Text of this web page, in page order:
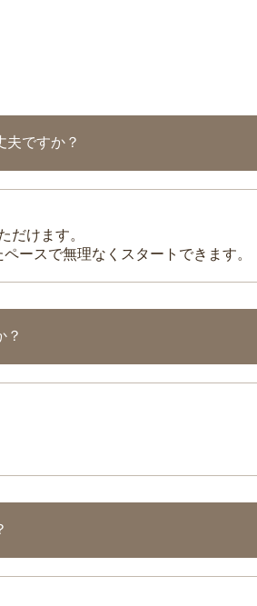
夫ですか？
だけます。
ースで無理なくスタートできます。
？